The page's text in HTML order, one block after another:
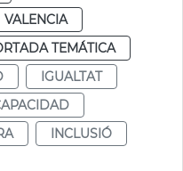
VALENCIA
TEMÁTICA
IGUALTAT
INCLUSIÓ